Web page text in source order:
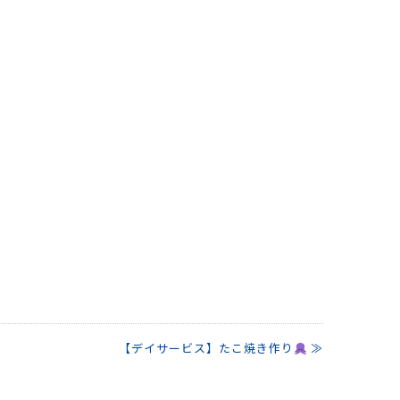
【デイサービス】たこ焼き作り ≫